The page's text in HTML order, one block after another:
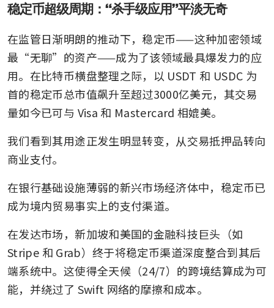
稳定币超级周期：“杀手级应用”平淡无奇
在监管日渐明朗的推动下，稳定币——这种加密领域
最“无聊”的资产——成为了该领域最具爆发力的应
用。在比特币横盘整理之际，以 USDT 和 USDC 为
首的稳定币总市值飙升至超过3000亿美元，其交易
量如今已可与 Visa 和 Mastercard 相媲美。
我们看到其用途正发生明显转变，从交易抵押品转向
商业支付。
在银行基础设施薄弱的新兴市场经济体中，稳定币已
成为境内贸易事实上的支付渠道。
在发达市场，新加坡和美国的金融科技巨头（如
Stripe 和 Grab）终于将稳定币渠道深度整合到其后
端系统中。这使得全天候（24/7）的跨境结算成为可
能，并绕过了 Swift 网络的摩擦和成本。